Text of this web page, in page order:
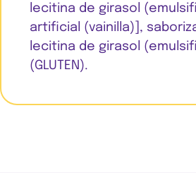
lecitina de girasol
artificial (vainilla)],
lecitina de girasol
(GLUTEN).